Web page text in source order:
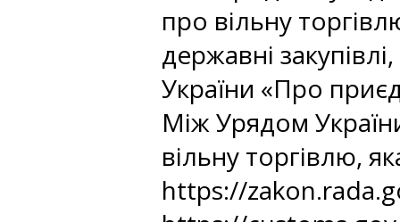
про вільну
державні
України «Про
Між Урядом
вільну торгівлю,
https://